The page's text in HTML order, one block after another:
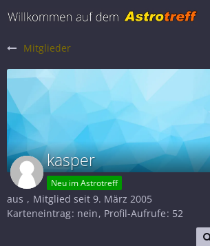
Mitglieder
kasper
Neu im Astrotreff
aus
Mitglied seit 9. März 2005
Karteneintrag nein Profil-Aufrufe 52